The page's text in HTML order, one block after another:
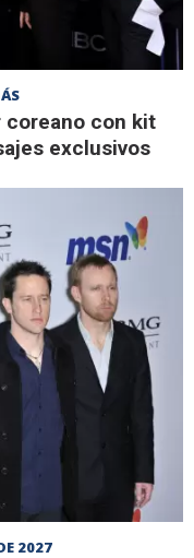
coreano con kit
exclusivos
2027